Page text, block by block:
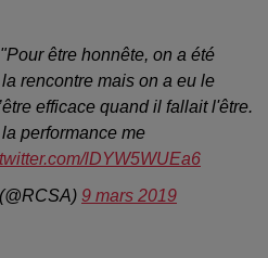
être honnête, on a été
rencontre mais on a eu le
efficace quand il fallait l'être.
performance me
lDYW5WUEa6
9 mars 2019